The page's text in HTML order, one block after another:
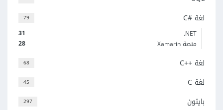
79 لغة C#‎
31
‎.NET
28
منصة Xamarin
68 لغة C++‎
45 لغة C
297 بايثون